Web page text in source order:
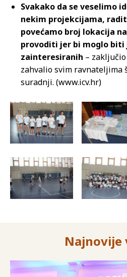
Svakako da se veselimo
nekim projekcijama,
povećamo broj lokacija
provoditi jer bi moglo biti
zainteresiranih –
zahvalio svim ravnateljima
suradnji. (www.icv.hr)
Najnovije